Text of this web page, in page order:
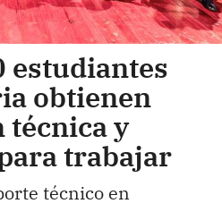
estudiantes
obtienen
y
trabajar
técnico en